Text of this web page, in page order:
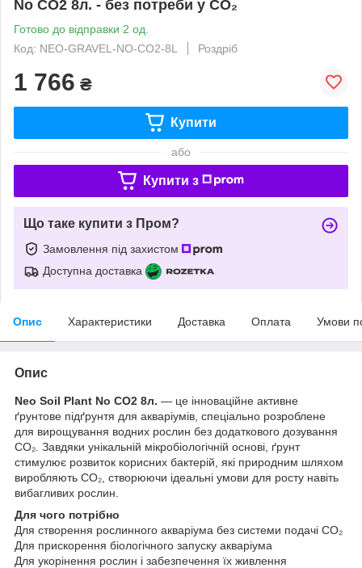
No CO2 8л. - без потреби у CO₂
Готово до відправки 2 од.
Код: NEO-GRAVEL-NO-CO2-8L
Роздріб
1 766 ₴
Купити
або
Купити з
Що таке купити з Пром?
Замовлення під захистом
Доступна доставка
Опис Характеристики Доставка Оплата Умови
Опис
Neo Soil Plant No CO2 8л. — це інноваційне активне
ґрунтове підґрунтя для акваріумів, спеціально розроблене
для вирощування водних рослин без додаткового дозування
CO₂. Завдяки унікальній мікробіологічній основі, ґрунт
стимулює розвиток корисних бактерій, які природним шляхом
виробляють CO₂, створюючи ідеальні умови для росту навіть
вибагливих рослин.
Для чого потрібно
Для створення рослинного акваріума без системи подачі CO₂
Для прискорення біологічного запуску акваріума
Для укорінення рослин і забезпечення їх живлення